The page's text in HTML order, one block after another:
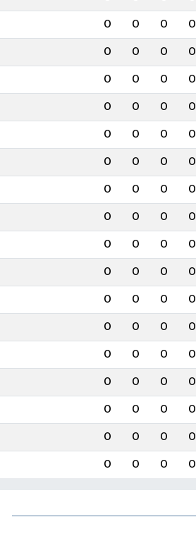
0 0 0 0
0 0 0 0
0 0 0 0
0 0 0 0
0 0 0 0
0 0 0 0
0 0 0 0
0 0 0 0
0 0 0 0
0 0 0 0
0 0 0 0
0 0 0 0
0 0 0 0
0 0 0 0
0 0 0 0
0 0 0 0
0 0 0 0